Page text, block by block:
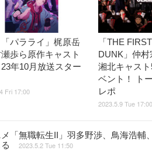
パラライ」梶原岳
瀬歩ら原作キャスト
年10月放送スター
Fri 17:00
「THE
DUNK」仲村
湘北キャス
ベント！ ト
レポ
2023.5.9 Tue 17:00
「無職転生II」羽多野渉、鳥海浩輔
2023.5.2 Tue 11:50